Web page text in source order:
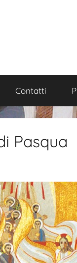
Contatti
Pasqua